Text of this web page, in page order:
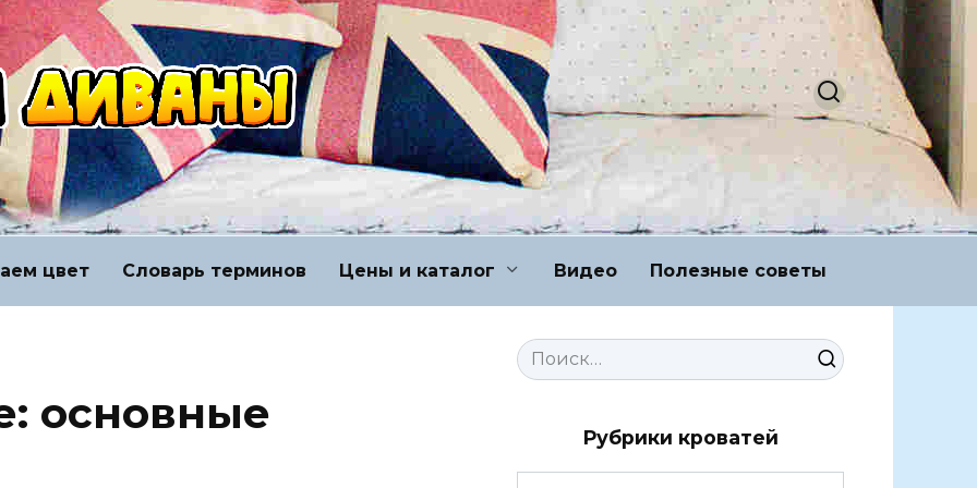
цвет Словарь терминов Цены и каталог Видео Полезные советы
основные
Search
for:
Рубрики кроватей